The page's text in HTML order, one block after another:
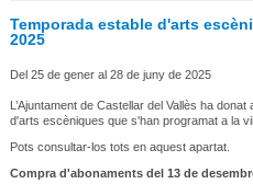
Temporada estable d'arts
2025
Del 25 de gener al 28 de juny de 2025
L’Ajuntament de Castellar del Vallès ha
d'arts escèniques que s'han programat a la
Pots consultar-los tots en aquest apartat.
Compra d'abonaments del 13 de